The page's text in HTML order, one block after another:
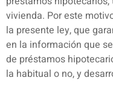
vivienda. Por este
la presente ley, que
en la información que
de préstamos
la habitual o no, y